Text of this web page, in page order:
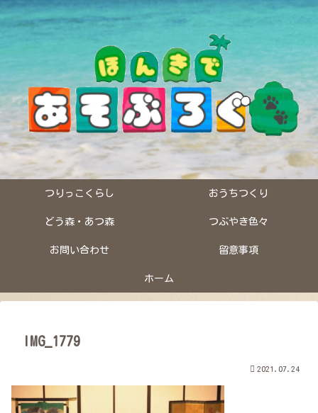
つりっこくらし おうちつくり
どう森・あつ森 つぶやき色々
お問い合わせ 留意事項
ホーム
IMG_1779
2021.07.24